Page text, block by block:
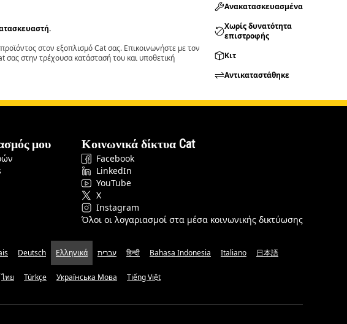
στον εξοπλισμό Cat σας. Επικοινωνήστε με τον
σας στην τρέχουσα κατάστασή του και υποθετική
Ανακατασκευασμένα
Χωρίς δυνατότητα
επιστροφής
Κιτ
Αντικαταστάθηκε
μου Κοινωνικά δίκτυα Cat
Facebook
LinkedIn
YouTube
X
Instagram
Όλοι οι λογαριασμοί στα μέσα κοινωνικής δικτύωσης
Deutsch Ελληνικά עברית हिन्दी Bahasa Indonesia Italiano 日本語
ไทย Türkçe Українська Мова Tiếng Việt